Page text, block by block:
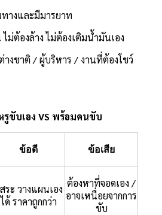
างและมีมารยาท
ม่ต้องล้าง ไม่ต้องเติมน้ำมันเอง
างชาติ / ผู้บริหาร / งานที่ต้องโชว์
รูขับเอง VS พร้อมคนขับ
ข้อดี ข้อเสีย
ระ วางแผนเอง
ได้ ราคาถูกกว่า
ต้องหาที่จอดเอง /
อาจเหนื่อยจากการ
ขับ